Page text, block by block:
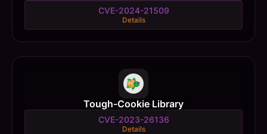
CVE-2024-21509
Details
Tough-Cookie Library
CVE-2023-26136
Details